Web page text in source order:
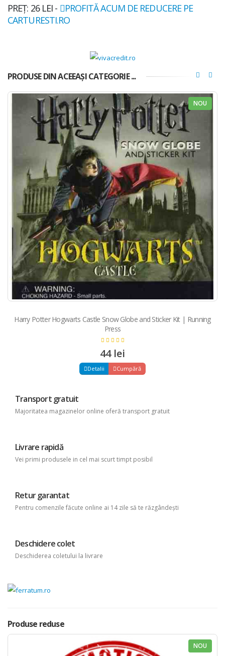
PREȚ: 26 LEI -
PROFITĂ ACUM DE REDUCERE PE
CARTURESTI.RO
PRODUSE DIN ACEEAȘI CATEGORIE ...
NOU
Harry Potter Hogwarts Castle Snow Globe and Sticker Kit | Running
Press
44 lei
Detalii Cumpără
Transport gratuit
Majoritatea magazinelor online oferă transport gratuit
Livrare rapidă
Vei primi produsele in cel mai scurt timpt posibil
Retur garantat
Pentru comenzile făcute online ai 14 zile să te răzgândești
Deschidere colet
Deschiderea coletului la livrare
Produse reduse
NOU